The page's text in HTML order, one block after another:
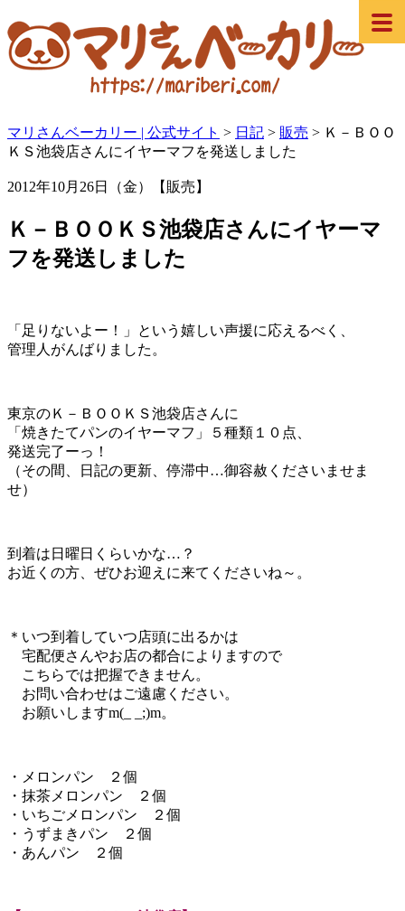
マリさんベーカリー | 公式サイト > 日記 > 販売 > Ｋ－ＢＯＯ
ＫＳ池袋店さんにイヤーマフを発送しました
2012年10月26日（金）【販売】
Ｋ－ＢＯＯＫＳ池袋店さんにイヤーマ
フを発送しました
「足りないよー！」という嬉しい声援に応えるべく、
管理人がんばりました。
東京のＫ－ＢＯＯＫＳ池袋店さんに
「焼きたてパンのイヤーマフ」５種類１０点、
発送完了ーっ！
（その間、日記の更新、停滞中…御容赦くださいませま
せ）
到着は日曜日くらいかな…？
お近くの方、ぜひお迎えに来てくださいね～。
＊いつ到着していつ店頭に出るかは
宅配便さんやお店の都合によりますので
こちらでは把握できません。
お問い合わせはご遠慮ください。
お願いしますm(_ _;)m。
・メロンパン ２個
・抹茶メロンパン ２個
・いちごメロンパン ２個
・うずまきパン ２個
・あんパン ２個